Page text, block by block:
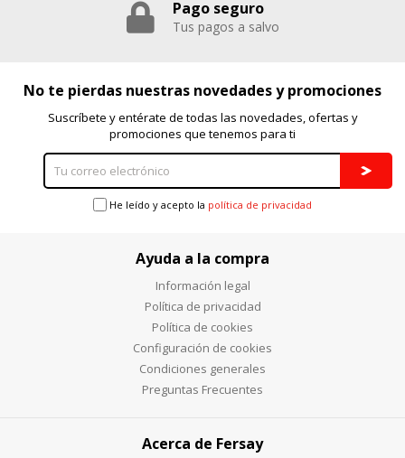
Pago seguro
Tus pagos a salvo
No te pierdas nuestras novedades y promociones
Suscríbete y entérate de todas las novedades, ofertas y
promociones que tenemos para ti
He leído y acepto la política de privacidad
Ayuda a la compra
Información legal
Política de privacidad
Política de cookies
Configuración de cookies
Condiciones generales
Preguntas Frecuentes
Acerca de Fersay